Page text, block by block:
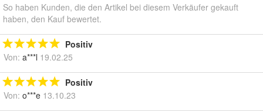
So haben Kunden, die den Artikel bei diesem Verkäufer gekauft
haben, den Kauf bewertet.
Positiv
Von: a***l 19.02.25
Positiv
Von: o***e 13.10.23